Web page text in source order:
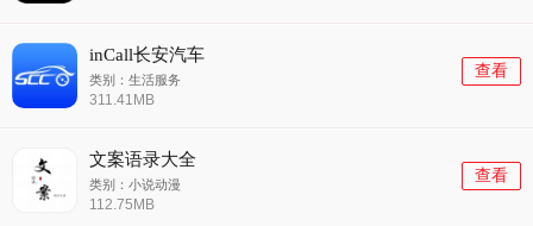
inCall长安汽车
类别：生活服务
311.41MB
查看
文案语录大全
类别：小说动漫
112.75MB
查看